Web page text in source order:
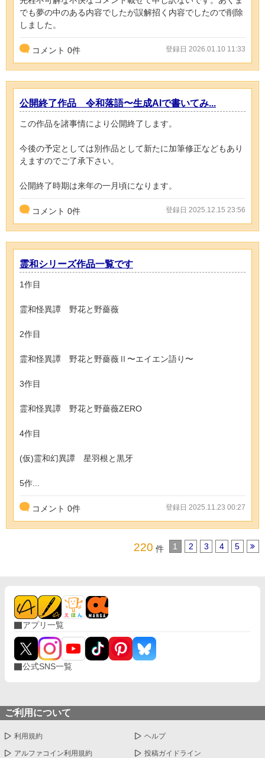
でも夢の中のある内容でしたが誤解招く内容でしたので削除
しました。
コメント 0件 登録日 2026.01.10 11:33
公開終了作品 令和落語〜生成AIで書いてみ...
この作品を諸事情により公開終了します。
今後の予定としては別作品として新たに加筆修正などもあり
えますのでご了承下さい。
公開終了時期は来年の一月頃になります。
コメント 0件 登録日 2025.12.15 23:56
霊和シリーズ作品一覧です
1作目
霊和怪異譚 野花と野薔薇
2作目
霊和怪異譚 野花と野薔薇Ⅱ〜エイエン語り〜
3作目
霊和怪異譚 野花と野薔薇ZERO
4作目
(仮)霊和幻異譚 星羽根と黒牙
5作...
コメント 0件 登録日 2025.11.23 00:27
220 件 1 2 3 4 5
アプリ一覧
公式SNS一覧
ご利用について
利用規約 ヘルプ
アルファコイン利用規約 投稿ガイドライン